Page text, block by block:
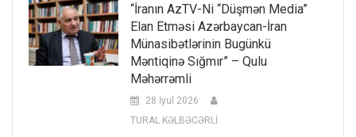
“İranın AzTV-Ni “düşmən Media”
Elan Etməsi Azərbaycan-İran
Münasibətlərinin Bugünkü
Məntiqinə Sığmır” – Qulu
Məhərrəmli
28 İyul 2026
TURAL KƏLBƏCƏRLİ